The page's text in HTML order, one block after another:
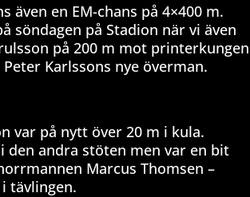
även en EM-chans på 4×400 m.
söndagen på Stadion när vi även
på 200 m mot printerkungen
Karlssons nye överman.
var på nytt över 20 m i kula.
den andra stöten men var en bit
Marcus Thomsen –
tävlingen.